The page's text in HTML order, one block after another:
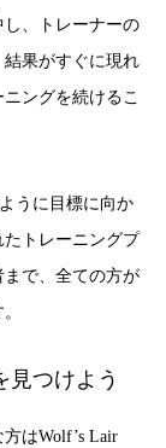
、トレーナーの
果がすぐに現れ
ングを続けるこ
うに目標に向か
トレーニングプ
で、全ての方が
見つけよう
はWolf’s Lair